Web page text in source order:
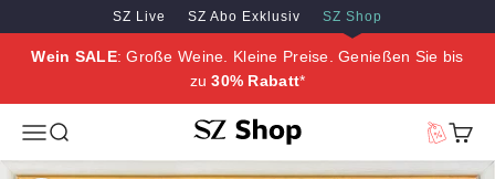
Zum Inhalt springen
Zum Hauptinhalt springen
SZ Live SZ Abo Exklusiv SZ Shop
Wein SALE: Große Weine. Kleine Preise. Genießen Sie bis
zu30% Rabatt*
MenüSuche SZ Erleben